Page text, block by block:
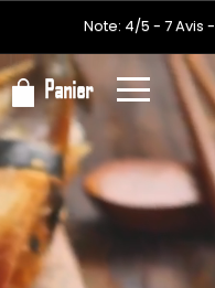
Note: 4/5 - 7 Avis -
Panier